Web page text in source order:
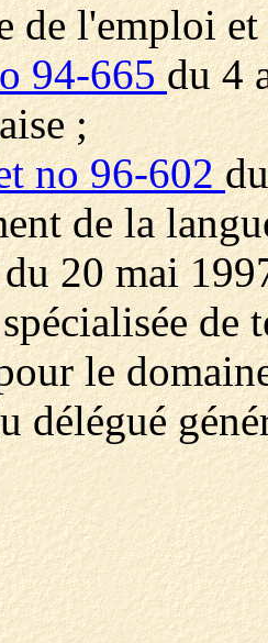
l'emploi et
94-665du 4
;
no 96-602
de la
20 mai
de
le
délégué